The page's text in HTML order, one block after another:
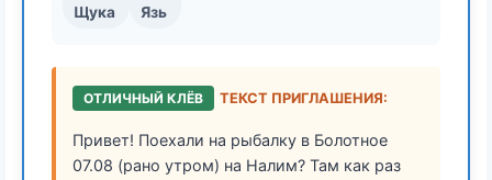
Щука Язь
ОТЛИЧНЫЙ КЛЁВ ТЕКСТ ПРИГЛАШЕНИЯ:
Привет! Поехали на рыбалку в Болотное
07.08 (рано утром) на Налим? Там как раз